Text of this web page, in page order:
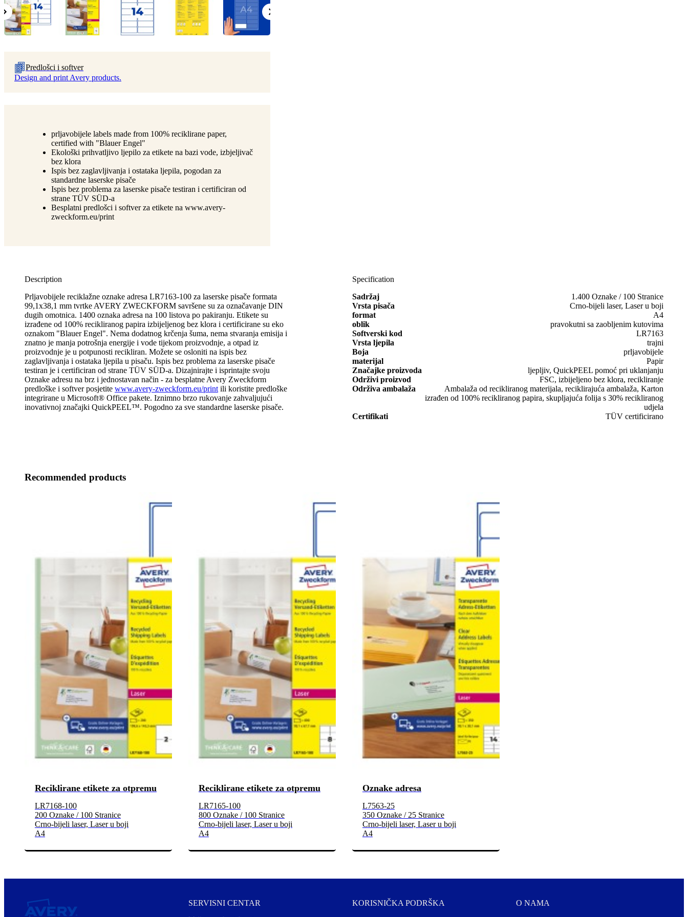
Predlošci i softver
Design and print Avery products.
prljavobijele labels made from 100% reciklirane paper,
certified with "Blauer Engel"
Ekološki prihvatljivo ljepilo za etikete na bazi vode, izbjeljivač
bez klora
Ispis bez zaglavljivanja i ostataka ljepila, pogodan za
standardne laserske pisače
Ispis bez problema za laserske pisače testiran i certificiran od
strane TÜV SÜD-a
Besplatni predlošci i softver za etikete na www.avery-
zweckform.eu/print
Description
Prljavobijele reciklažne oznake adresa LR7163-100 za laserske pisače formata
99,1x38,1 mm tvrtke AVERY ZWECKFORM savršene su za označavanje DIN
dugih omotnica. 1400 oznaka adresa na 100 listova po pakiranju. Etikete su
izrađene od 100% recikliranog papira izbijeljenog bez klora i certificirane su eko
oznakom "Blauer Engel". Nema dodatnog krčenja šuma, nema stvaranja emisija i
znatno je manja potrošnja energije i vode tijekom proizvodnje, a otpad iz
proizvodnje je u potpunosti recikliran. Možete se osloniti na ispis bez
zaglavljivanja i ostataka ljepila u pisaču. Ispis bez problema za laserske pisače
testiran je i certificiran od strane TÜV SÜD-a. Dizajnirajte i isprintajte svoju
Oznake adresu na brz i jednostavan način - za besplatne Avery Zweckform
predloške i softver posjetite www.avery-zweckform.eu/print ili koristite predloške
integrirane u Microsoft® Office pakete. Iznimno brzo rukovanje zahvaljujući
inovativnoj značajki QuickPEEL™. Pogodno za sve standardne laserske pisače.
Specification
Sadržaj
1.400 Oznake / 100 Stranice
Vrsta pisača
Crno-bijeli laser, Laser u boji
format
A4
oblik
pravokutni sa zaobljenim kutovima
Softverski kod
LR7163
Vrsta ljepila
trajni
Boja
prljavobijele
materijal
Papir
Značajke proizvoda
ljepljiv, QuickPEEL pomoć pri uklanjanju
Održivi proizvod
FSC, izbijeljeno bez klora, recikliranje
Održiva ambalaža
Ambalaža od recikliranog materijala, reciklirajuća ambalaža, Karton
izrađen od 100% recikliranog papira, skupljajuća folija s 30% recikliranog
udjela
Certifikati
TÜV certificirano
Recommended products
Reciklirane etikete za otpremu
LR7168-100
200 Oznake / 100 Stranice
Crno-bijeli laser, Laser u boji
A4
Reciklirane etikete za otpremu
LR7165-100
800 Oznake / 100 Stranice
Crno-bijeli laser, Laser u boji
A4
Oznake adresa
L7563-25
350 Oznake / 25 Stranice
Crno-bijeli laser, Laser u boji
A4
SERVISNI CENTAR KORISNIČKA PODRŠKA O NAMA